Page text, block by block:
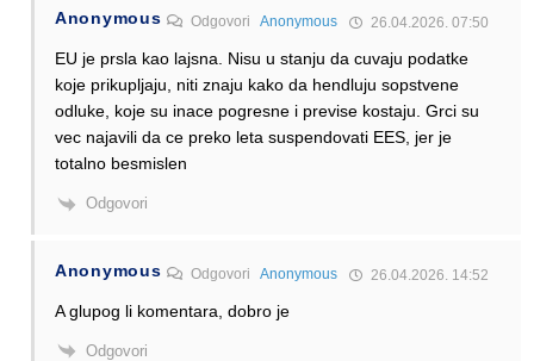
Anonymous OdgovoriAnonymous 26.04.2026. 07:50
EU je prsla kao lajsna. Nisu u stanju da cuvaju podatke
koje prikupljaju, niti znaju kako da hendluju sopstvene
odluke, koje su inace pogresne i previse kostaju. Grci su
vec najavili da ce preko leta suspendovati EES, jer je
totalno besmislen
Odgovori
Anonymous OdgovoriAnonymous 26.04.2026. 14:52
A glupog li komentara, dobro je
Odgovori